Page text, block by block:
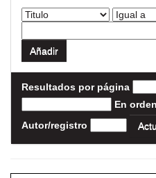
Resultados por página
En orden
Autor/registro